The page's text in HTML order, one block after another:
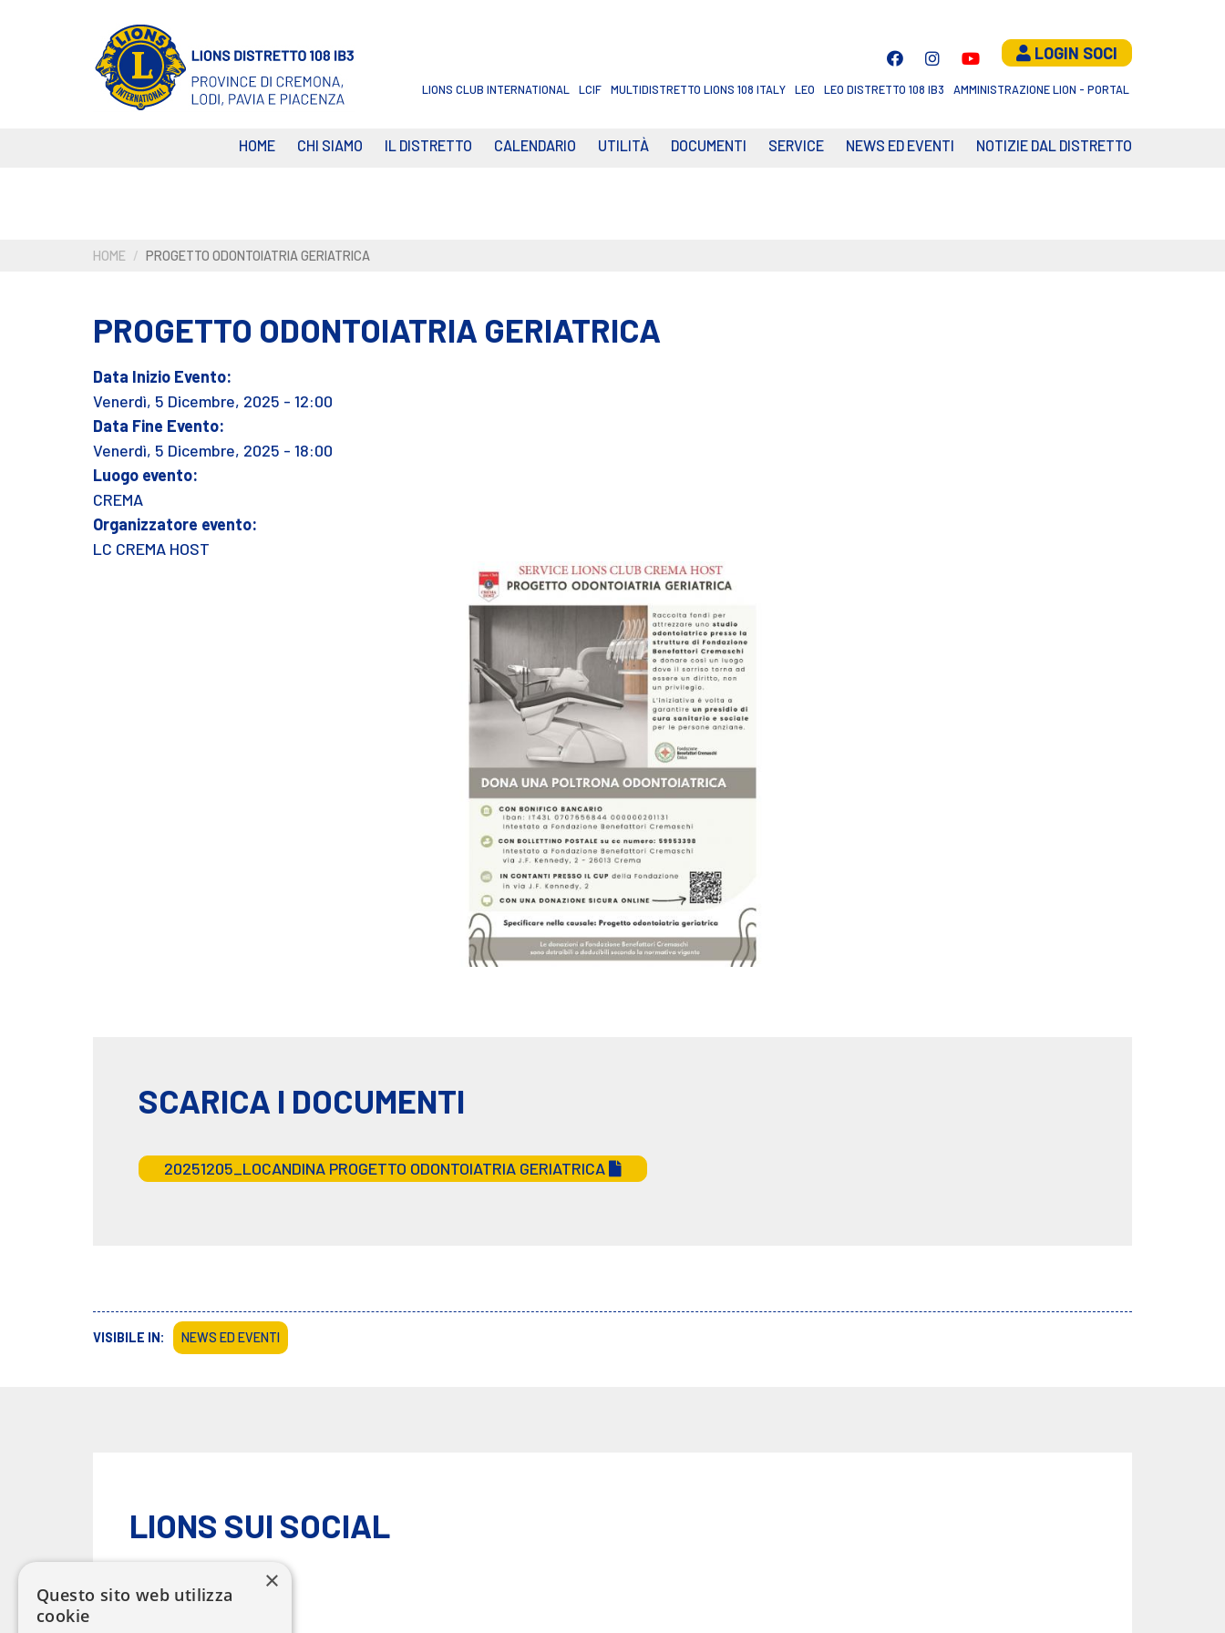
LOGIN SOCI
LIONS CLUB INTERNATIONAL LCIF MULTIDISTRETTO LIONS 108 ITALY LEO LEO DISTRETTO 108 IB3 AMMINISTRAZIONE LION - PORTAL
HOME CHI SIAMO IL DISTRETTO CALENDARIO UTILITÀ DOCUMENTI SERVICE NEWS ED EVENTI NOTIZIE DAL DISTRETTO
HOME PROGETTO ODONTOIATRIA GERIATRICA
PROGETTO ODONTOIATRIA GERIATRICA
Data Inizio Evento:
Venerdì, 5 Dicembre, 2025 - 12:00
Data Fine Evento:
Venerdì, 5 Dicembre, 2025 - 18:00
Luogo evento:
CREMA
Organizzatore evento:
LC CREMA HOST
SCARICA I DOCUMENTI
20251205_LOCANDINA PROGETTO ODONTOIATRIA GERIATRICA
VISIBILE IN: NEWS ED EVENTI
LIONS SUI SOCIAL
×
Questo sito web utilizza
cookie